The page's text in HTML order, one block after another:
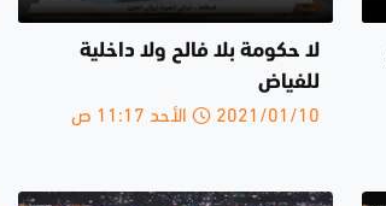
لا حكومة بلا فالح ولا داخلية
للفياض
2021/01/10 الأحد 11:17 ص